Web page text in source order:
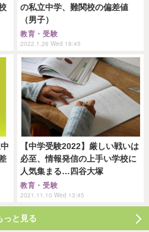
の私立中学、難関校の偏差値
（男子）
教育・受験
2022.1.26 Wed 18:45
【中学受験2022】厳しい戦いは
必至、情報発信の上手い学校に
人気集まる…四谷大塚
教育・受験
2021.11.10 Wed 13:45
っと見る